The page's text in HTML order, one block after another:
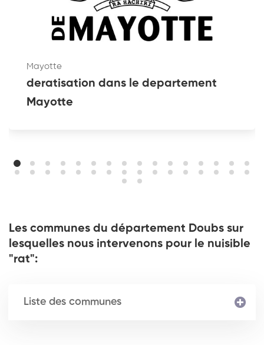
Mayotte
deratisation dans le departement
Mayotte
Les communes du département Doubs sur
lesquelles nous intervenons pour le nuisible
"rat":
Liste des communes